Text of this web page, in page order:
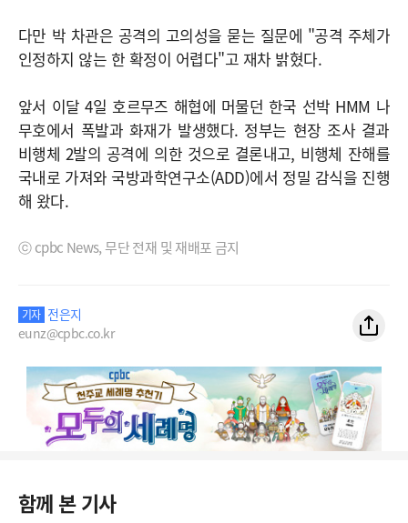
다만 박 차관은 공격의 고의성을 묻는 질문에 "공격 주체가
인정하지 않는 한 확정이 어렵다"고 재차 밝혔다.
앞서 이달 4일 호르무즈 해협에 머물던 한국 선박 HMM 나
무호에서 폭발과 화재가 발생했다. 정부는 현장 조사 결과
비행체 2발의 공격에 의한 것으로 결론내고, 비행체 잔해를
국내로 가져와 국방과학연구소(ADD)에서 정밀 감식을 진행
해 왔다.
ⓒ cpbc News, 무단 전재 및 재배포 금지
기자 전은지
eunz@cpbc.co.kr
함께 본 기사